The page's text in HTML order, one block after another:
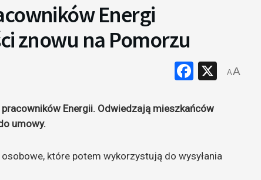
Energi
znowu na Pomorzu
Facebook
X
AA
Energii. Odwiedzają mieszkańców
umowy.
które potem wykorzystują do wysyłania